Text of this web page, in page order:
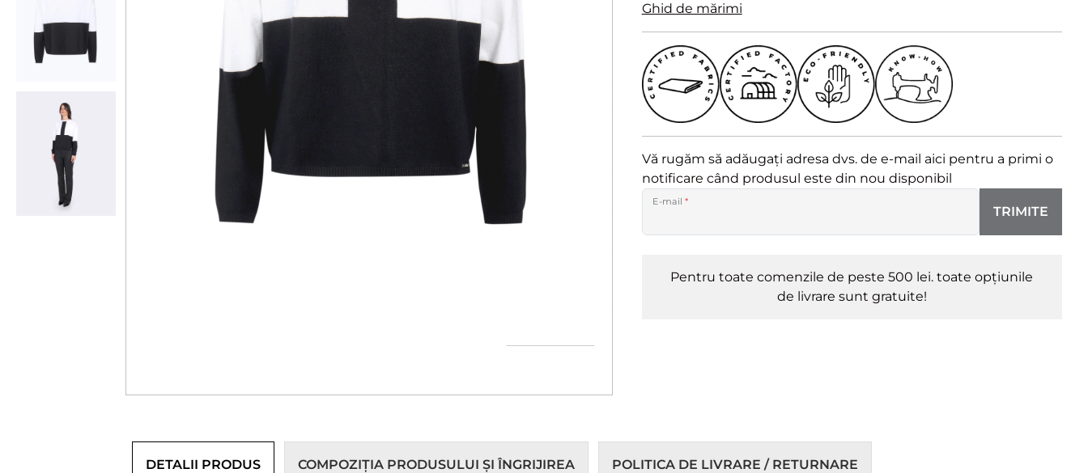
Ghid de mărimi
Vă rugăm să adăugați adresa dvs. de e-mail aici pentru a primi o
notificare când produsul este din nou disponibil
E-mail *
TRIMITE
Pentru toate comenzile de peste 500 lei. toate opțiunile
de livrare sunt gratuite!
DETALII PRODUS COMPOZIȚIA PRODUSULUI ȘI ÎNGRIJIREA POLITICA DE LIVRARE / RETURNARE